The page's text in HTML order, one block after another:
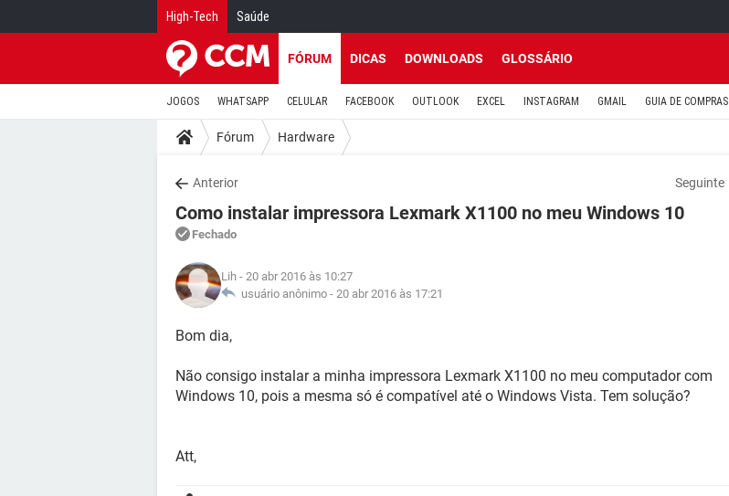
High-Tech Saúde
FÓRUM DICAS DOWNLOADS GLOSSÁRIO
JOGOS WHATSAPP CELULAR FACEBOOK OUTLOOK EXCEL INSTAGRAM GMAIL GUIA DE COMPRAS
Fórum Hardware
Anterior Seguinte
Como instalar impressora Lexmark X1100 no meu Windows 10
Fechado
Lih - 20 abr 2016 às 10:27
usuário anônimo - 20 abr 2016 às 17:21
Bom dia,
Não consigo instalar a minha impressora Lexmark X1100 no meu computador com
Windows 10, pois a mesma só é compatível até o Windows Vista. Tem solução?
Att,